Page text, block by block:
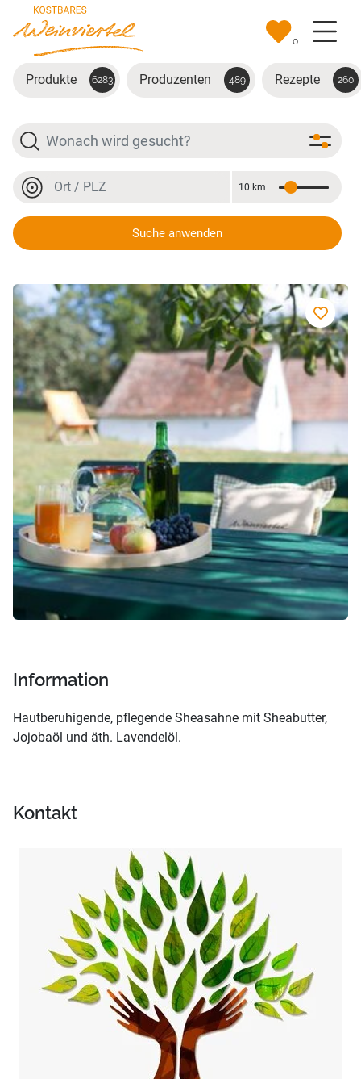
Zum Hauptinhalt springen
0
Produkte 6283 Produzenten 489 Rezepte 260
Suche
Ort oder PLZ
Entfernung
10 km
Suche anwenden
Sheasahne mit Lavendelöl
Information
Hautberuhigende, pflegende Sheasahne mit Sheabutter,
Jojobaöl und äth. Lavendelöl.
Kontakt